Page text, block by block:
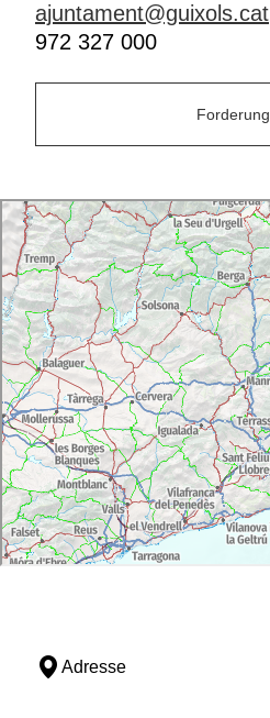
ajuntament@guixols.cat
972 327 000
Forderung
Adresse